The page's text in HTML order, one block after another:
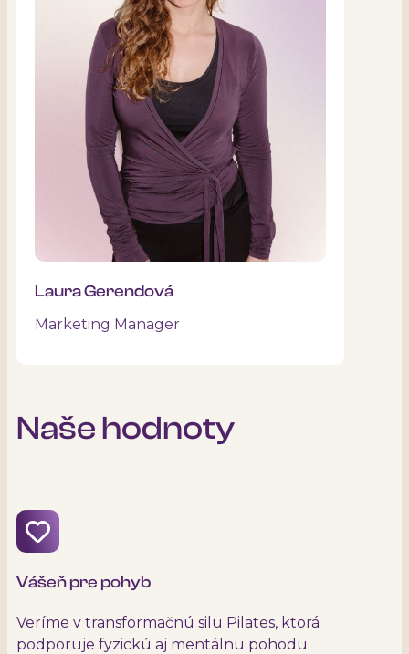
Laura Gerendová
Marketing Manager
Naše hodnoty
Vášeň pre pohyb
Veríme v transformačnú silu Pilates, ktorá
podporuje fyzickú aj mentálnu pohodu.